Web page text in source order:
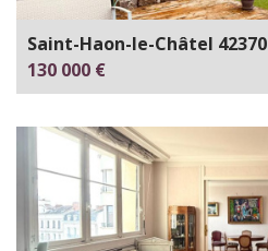
Saint-Haon-le-Châtel 42370
130 000 €